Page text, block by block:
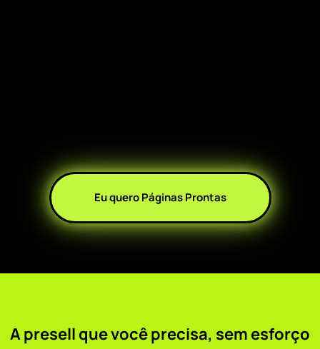
Eu quero Páginas Prontas
A presell que você precisa, sem esforço